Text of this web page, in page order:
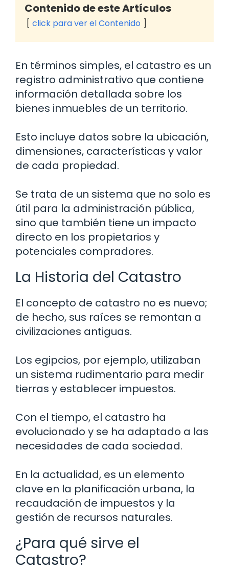
Contenido de este Artículos
click para ver el Contenido
En términos simples, el catastro es un
registro administrativo que contiene
información detallada sobre los
bienes inmuebles de un territorio.
Esto incluye datos sobre la ubicación,
dimensiones, características y valor
de cada propiedad.
Se trata de un sistema que no solo es
útil para la administración pública,
sino que también tiene un impacto
directo en los propietarios y
potenciales compradores.
La Historia del Catastro
El concepto de catastro no es nuevo;
de hecho, sus raíces se remontan a
civilizaciones antiguas.
Los egipcios, por ejemplo, utilizaban
un sistema rudimentario para medir
tierras y establecer impuestos.
Con el tiempo, el catastro ha
evolucionado y se ha adaptado a las
necesidades de cada sociedad.
En la actualidad, es un elemento
clave en la planificación urbana, la
recaudación de impuestos y la
gestión de recursos naturales.
¿Para qué sirve el
Catastro?